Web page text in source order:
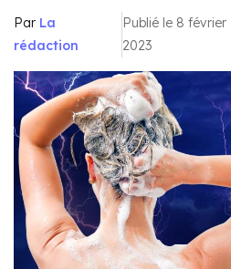
Par La
rédaction
Publié le 8 février
2023